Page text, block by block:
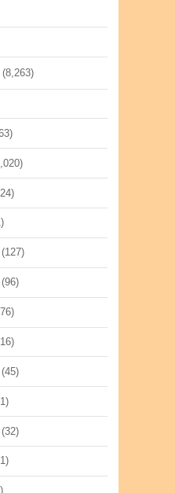
(8,263)
(127)
(96)
(45)
(32)